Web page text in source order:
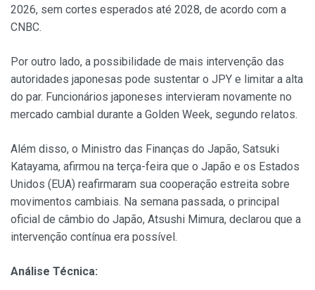
2026, sem cortes esperados até 2028, de acordo com a
CNBC.
Por outro lado, a possibilidade de mais intervenção das
autoridades japonesas pode sustentar o JPY e limitar a alta
do par. Funcionários japoneses intervieram novamente no
mercado cambial durante a Golden Week, segundo relatos.
Além disso, o Ministro das Finanças do Japão, Satsuki
Katayama, afirmou na terça-feira que o Japão e os Estados
Unidos (EUA) reafirmaram sua cooperação estreita sobre
movimentos cambiais. Na semana passada, o principal
oficial de câmbio do Japão, Atsushi Mimura, declarou que a
intervenção contínua era possível.
Análise Técnica: